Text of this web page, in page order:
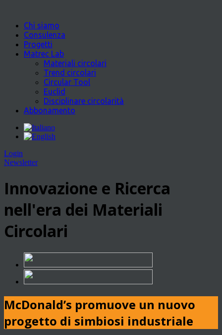
Chi siamo
Consulenza
Progetti
Matrec Lab
Materiali circolari
Trend circolari
Circular Tool
Euclid
Disciplinare circolarità
Abbonamento
Login
Newsletter
Innovazione e Ricerca
nell'era dei Materiali
Circolari
McDonald’s promuove un nuovo
progetto di simbiosi industriale